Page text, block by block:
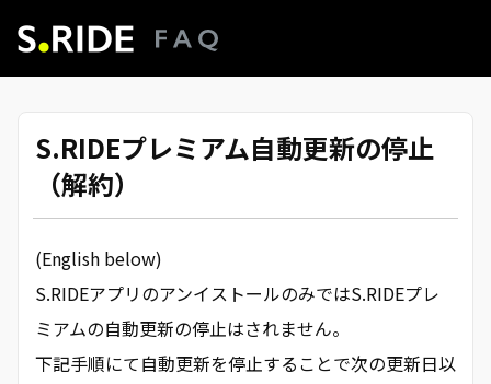
S.RIDEプレミアム自動更新の停止
（解約）
(English below)
S.RIDEアプリのアンイストールのみではS.RIDEプレ
ミアムの自動更新の停止はされません。
下記手順にて自動更新を停止することで次の更新日以